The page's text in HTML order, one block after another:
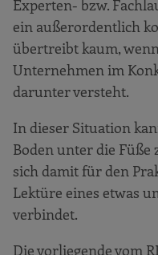
Anreizsystem
Exklusivität
Hierarchie
Arbeits- und
Experten- bzw.
ein außerordentlich
übertreibt kaum,
Unternehmen im
darunter versteht.
In dieser Situation
Boden unter die Füße
sich damit für den
Lektüre eines etwas
verbindet.
Die vorliegende vom